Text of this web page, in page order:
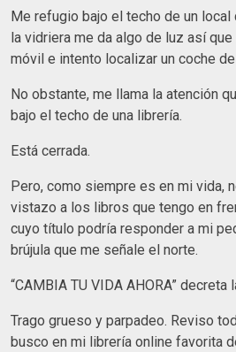
Me refugio bajo el techo de un local
la vidriera me da algo de luz así
móvil e intento localizar un coche
No obstante, me llama la atención
bajo el techo de una librería.
Está cerrada.
Pero, como siempre es en mi vida,
vistazo a los libros que tengo en
cuyo título podría responder a mi
brújula que me señale el norte.
“CAMBIA TU VIDA AHORA” decreta
Trago grueso y parpadeo. Reviso
busco en mi librería online favorita